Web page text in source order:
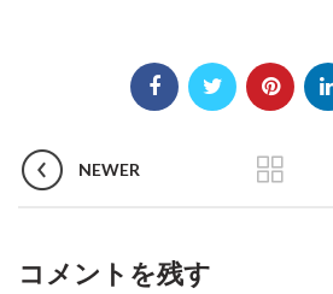
NEWER
コメントを残す